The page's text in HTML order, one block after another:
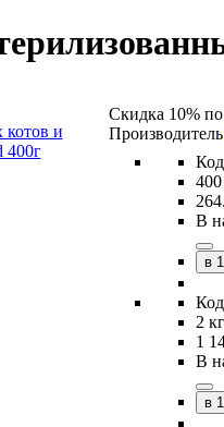
Скидка 10%
264.
В
в
2 кг
1
В
в